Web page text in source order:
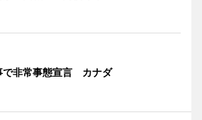
で非常事態宣言 カナダ